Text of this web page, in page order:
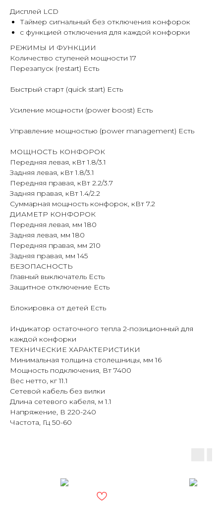
Дисплей LCD
Таймер сигнальный без отключения конфорок
с функцией отключения для каждой конфорки
РЕЖИМЫ И ФУНКЦИИ
Количество ступеней мощности 17
Перезапуск (restart) Есть
Быстрый старт (quick start) Есть
Усиление мощности (power boost) Есть
Управление мощностью (power management) Есть
МОЩНОСТЬ КОНФОРОК
Передняя левая, кВт 1.8/3.1
Задняя левая, кВт 1.8/3.1
Передняя правая, кВт 2.2/3.7
Задняя правая, кВт 1.4/2.2
Суммарная мощность конфорок, кВт 7.2
ДИАМЕТР КОНФОРОК
Передняя левая, мм 180
Задняя левая, мм 180
Передняя правая, мм 210
Задняя правая, мм 145
БЕЗОПАСНОСТЬ
Главный выключатель Есть
Защитное отключение Есть
Блокировка от детей Есть
Индикатор остаточного тепла 2-позиционный для
каждой конфорки
ТЕХНИЧЕСКИЕ ХАРАКТЕРИСТИКИ
Минимальная толщина столешницы, мм 16
Мощность подключения, Вт 7400
Вес нетто, кг 11.1
Сетевой кабель без вилки
Длина сетевого кабеля, м 1.1
Напряжение, В 220-240
Частота, Гц 50-60